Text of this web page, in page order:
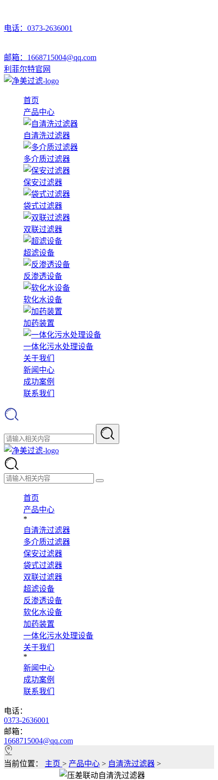
电话：0373-2636001
邮箱：1668715004@qq.com
利菲尔特官网
首页
产品中心
自清洗过滤器
多介质过滤器
保安过滤器
袋式过滤器
双联过滤器
超滤设备
反渗透设备
软化水设备
加药装置
一体化污水处理设备
关于我们
新闻中心
成功案例
联系我们
首页
产品中心
*
自清洗过滤器
多介质过滤器
保安过滤器
袋式过滤器
双联过滤器
超滤设备
反渗透设备
软化水设备
加药装置
一体化污水处理设备
关于我们
*
新闻中心
成功案例
联系我们
电话：
0373-2636001
邮箱：
1668715004@qq.com
当前位置： 主页 > 产品中心 > 自清洗过滤器 >